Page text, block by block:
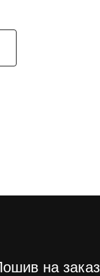
на заказ